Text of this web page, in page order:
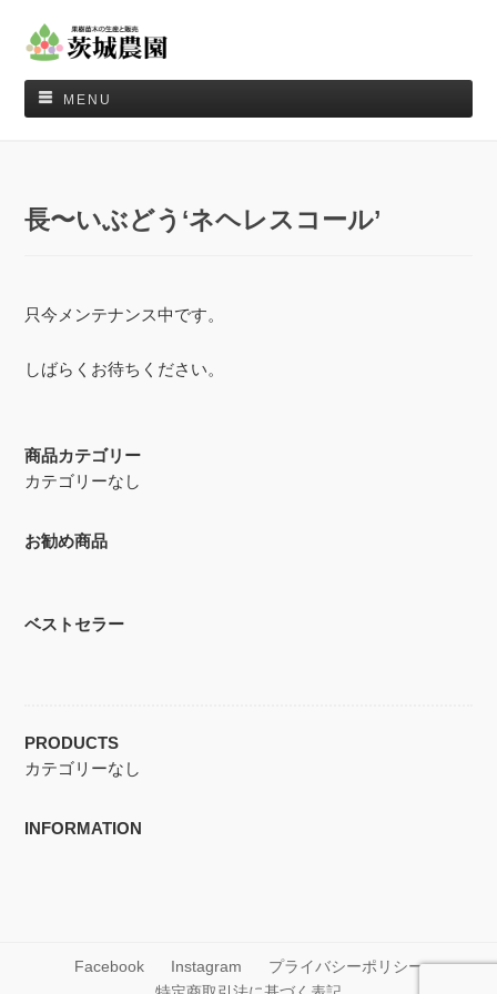
MENU
長〜いぶどう‘ネヘレスコール’
只今メンテナンス中です。
しばらくお待ちください。
商品カテゴリー
カテゴリーなし
お勧め商品
ベストセラー
PRODUCTS
カテゴリーなし
INFORMATION
Facebook Instagram
プライバシーポリシー